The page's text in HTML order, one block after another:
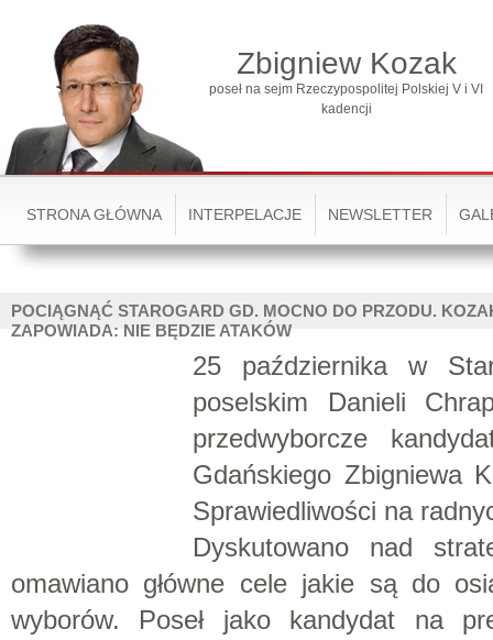
Zbigniew Kozak
poseł na sejm Rzeczypospolitej Polskiej V i VI
kadencji
STRONA GŁÓWNA INTERPELACJE NEWSLETTER
POCIĄGNĄĆ STAROGARD GD. MOCNO DO PRZODU.
ZAPOWIADA: NIE BĘDZIE ATAKÓW
25 października w
poselskim Danieli
przedwyborcze
Gdańskiego Zbigniewa
Sprawiedliwości na
Dyskutowano nad
omawiano główne cele jakie są do
wyborów. Poseł jako kandydat na